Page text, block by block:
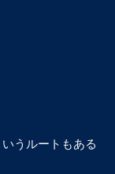
うルートもある